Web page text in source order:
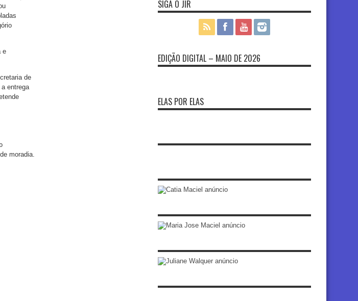
e
de
entrega
moradia.
SIGA O JIR
EDIÇÃO DIGITAL – MAIO DE 2026
ELAS POR ELAS